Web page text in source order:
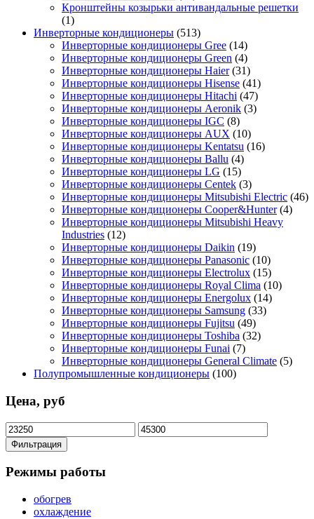
Кронштейны козырьки антивандальные решетки
(1)
Инверторные кондиционеры (513)
Инверторные кондиционеры Gree (14)
Инверторные кондиционеры Green (4)
Инверторные кондиционеры Haier (31)
Инверторные кондиционеры Hisense (41)
Инверторные кондиционеры Hitachi (47)
Инверторные кондиционеры Aeronik (3)
Инверторные кондиционеры IGC (8)
Инверторные кондиционеры AUX (10)
Инверторные кондиционеры Kentatsu (16)
Инверторные кондиционеры Ballu (4)
Инверторные кондиционеры LG (15)
Инверторные кондиционеры Centek (3)
Инверторные кондиционеры Mitsubishi Electric (46)
Инверторные кондиционеры Cooper&Hunter (4)
Инверторные кондиционеры Mitsubishi Heavy
Industries (12)
Инверторные кондиционеры Daikin (19)
Инверторные кондиционеры Panasonic (10)
Инверторные кондиционеры Electrolux (15)
Инверторные кондиционеры Royal Clima (10)
Инверторные кондиционеры Energolux (14)
Инверторные кондиционеры Samsung (33)
Инверторные кондиционеры Fujitsu (49)
Инверторные кондиционеры Toshiba (32)
Инверторные кондиционеры Funai (7)
Инверторные кондиционеры General Climate (5)
Полупромышленные кондиционеры (100)
Цена, руб
Минимальная
цена
Максимальная
цена
Фильтрация
Режимы работы
обогрев
охлаждение